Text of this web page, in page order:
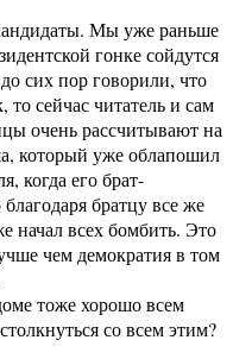
Мы уже раньше
гонке сойдутся
сих пор говорили, что
сейчас читатель и сам
очень рассчитывают на
который уже облапошил
когда его брат-
братцу все же
начал всех бомбить. Это
чем демократия в том
тоже хорошо всем
со всем этим?